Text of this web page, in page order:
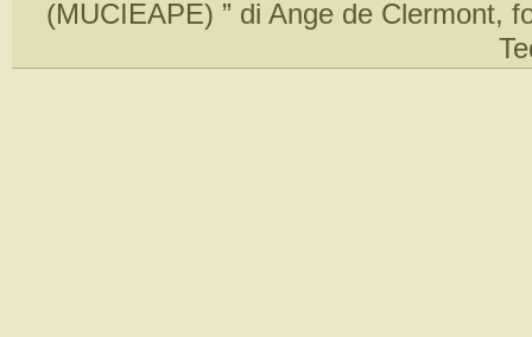
(MUCIEAPE) ” di Ange de Clermont,